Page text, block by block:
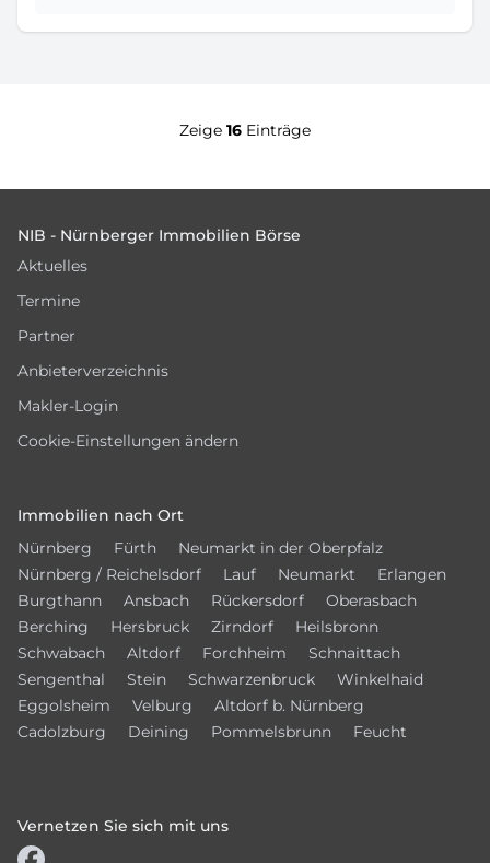
Zeige 16 Einträge
NIB - Nürnberger Immobilien Börse
Aktuelles
Termine
Partner
Anbieterverzeichnis
Makler-Login
Cookie-Einstellungen ändern
Immobilien nach Ort
Nürnberg
Fürth
Neumarkt in der Oberpfalz
Nürnberg / Reichelsdorf
Lauf Neumarkt
Erlangen
Burgthann
Ansbach Rückersdorf
Oberasbach
Berching
Hersbruck Zirndorf
Heilsbronn
Schwabach
Altdorf Forchheim
Schnaittach
Sengenthal
Stein Schwarzenbruck
Winkelhaid
Eggolsheim
Velburg
Altdorf b. Nürnberg
Cadolzburg
Deining Pommelsbrunn Feucht
Vernetzen Sie sich mit uns